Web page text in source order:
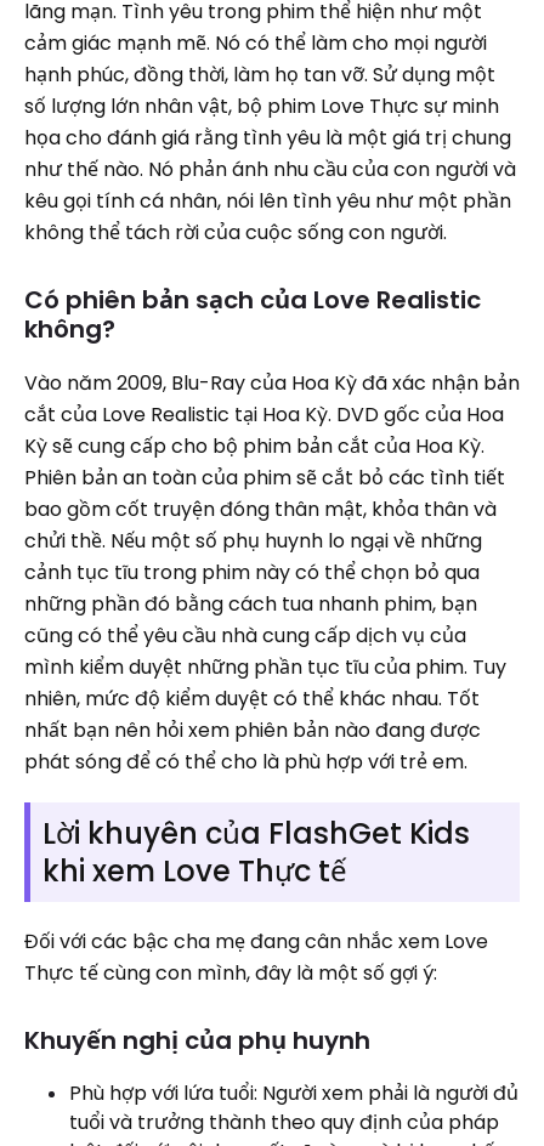
lãng mạn. Tình yêu trong phim thể hiện như một
cảm giác mạnh mẽ. Nó có thể làm cho mọi người
hạnh phúc, đồng thời, làm họ tan vỡ. Sử dụng một
số lượng lớn nhân vật, bộ phim Love Thực sự minh
họa cho đánh giá rằng tình yêu là một giá trị chung
như thế nào. Nó phản ánh nhu cầu của con người và
kêu gọi tính cá nhân, nói lên tình yêu như một phần
không thể tách rời của cuộc sống con người.
Có phiên bản sạch của Love Realistic
không?
Vào năm 2009, Blu-Ray của Hoa Kỳ đã xác nhận bản
cắt của Love Realistic tại Hoa Kỳ. DVD gốc của Hoa
Kỳ sẽ cung cấp cho bộ phim bản cắt của Hoa Kỳ.
Phiên bản an toàn của phim sẽ cắt bỏ các tình tiết
bao gồm cốt truyện đóng thân mật, khỏa thân và
chửi thề. Nếu một số phụ huynh lo ngại về những
cảnh tục tĩu trong phim này có thể chọn bỏ qua
những phần đó bằng cách tua nhanh phim, bạn
cũng có thể yêu cầu nhà cung cấp dịch vụ của
mình kiểm duyệt những phần tục tĩu của phim. Tuy
nhiên, mức độ kiểm duyệt có thể khác nhau. Tốt
nhất bạn nên hỏi xem phiên bản nào đang được
phát sóng để có thể cho là phù hợp với trẻ em.
Lời khuyên của FlashGet Kids
khi xem Love Thực tế
Đối với các bậc cha mẹ đang cân nhắc xem Love
Thực tế cùng con mình, đây là một số gợi ý:
Khuyến nghị của phụ huynh
Phù hợp với lứa tuổi: Người xem phải là người đủ
tuổi và trưởng thành theo quy định của pháp